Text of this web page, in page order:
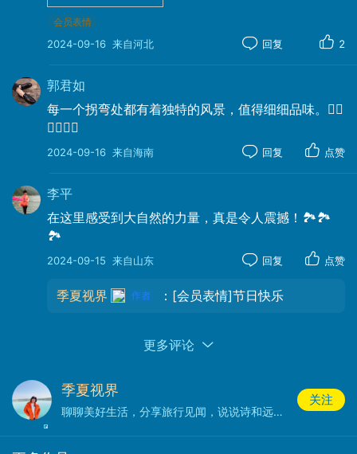
九曲黄河第一湾岛屿众多，红柳成林、水鸟翔
集、渔舟横渡，形成“落霞与弧鹜齐飞，秋水共长天
一色”的美妙景致，被中外科学家称为“宇宙中庄严幻
景”。古寺白塔，簇簇帐篷，缕缕炊烟，声声牧歌，
牛羊点点，相伴黄河，相伴一望无际的大草原，更
显大自然之悠远博大的胸怀。
会员表情
2024-09-16 来自河北 回复 2
郭君如
每一个拐弯处都有着独特的风景，值得细细品味。🚣‍♂️
🚣‍♂️🚣‍♂️
2024-09-16 来自海南 回复 点赞
李平
在这里感受到大自然的力量，真是令人震撼！🏞️🏞️
🏞️
2024-09-15 来自山东 回复 点赞
季夏视界 ：[会员表情]节日快乐
更多评论
季夏视界
聊聊美好生活，分享旅行见闻，说说诗和远方，记录退休时光。
关注